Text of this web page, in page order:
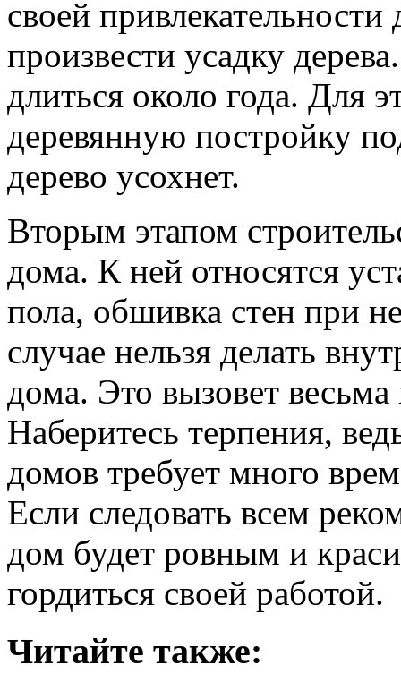
своей
произвести усадку
длиться около года. Для
деревянную постройку
дерево усохнет.
Вторым этапом
дома. К ней относятся
пола, обшивка стен при
случае нельзя делать
дома. Это вызовет весьма
Наберитесь терпения,
домов требует много
Если следовать всем
дом будет ровным и
гордиться своей работой.
Читайте также: